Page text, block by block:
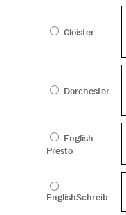
Cloister
Dorchester
English
Presto
EnglishSchreib